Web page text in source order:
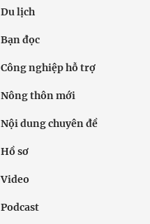
Du lịch
Bạn đọc
Công nghiệp hỗ trợ
Nông thôn mới
Nội dung chuyên đề
Hồ sơ
Video
Podcast